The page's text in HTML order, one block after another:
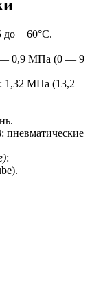
+ 60°C.
0,9 МПа (0 — 9
: 1,32 МПа (13,2
: пневматические
: